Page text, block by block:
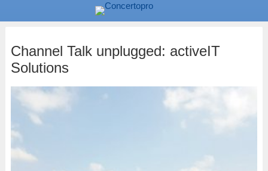
Channel Talk unplugged: activeIT
Solutions